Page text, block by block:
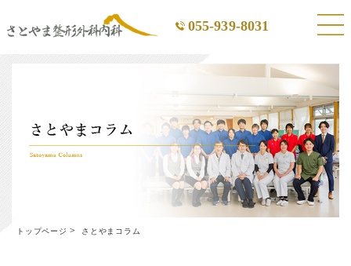
055-939-8031
トップページ さとやまコラム